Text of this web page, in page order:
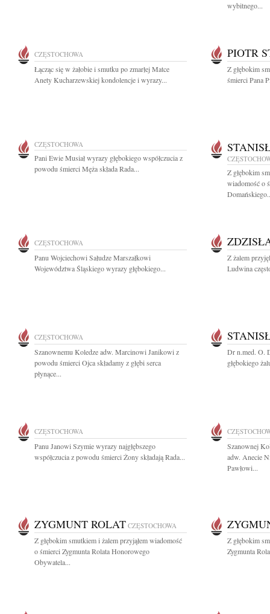
wybitnego...
CZĘSTOCHOWA
Łącząc się w żałobie i smutku po zmarłej Matce
Anety Kucharzewskiej kondolencje i wyrazy...
PIOTR
Z głębokim
śmierci Pana
CZĘSTOCHOWA
Pani Ewie Musiał wyrazy głębokiego współczucia z
powodu śmierci Męża składa Rada...
Z głębokim
wiadomość o
CZĘSTOCHOWA
Panu Wojciechowi Sałudze Marszałkowi
Województwa Śląskiego wyrazy głębokiego...
Z żalem
Ludwina
CZĘSTOCHOWA
Szanownemu Koledze adw. Marcinowi Janikowi z
powodu śmierci Ojca składamy z głębi serca
płynące...
Dr n.med. O.
głębokiego
CZĘSTOCHOWA
Panu Janowi Szymie wyrazy najgłębszego
współczucia z powodu śmierci Żony składają Rada...
Szanownej
adw. Anecie
Pawłowi...
ZYGMUNT ROLAT CZĘSTOCHOWA
Z głębokim smutkiem i żalem przyjąłem wiadomość
o śmierci Zygmunta Rolata Honorowego
Obywatela...
Z głębokim
Zygmunta